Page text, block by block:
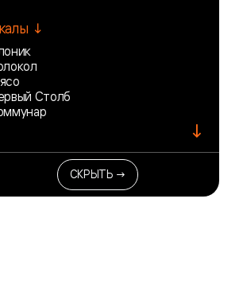
↓
Столб
↓
СКРЫТЬ →